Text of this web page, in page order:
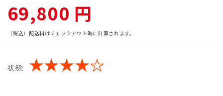
通
常
価
69,800 円
（税込） 配送料はチェックアウト時に計算されます。
状態: ★★★★☆